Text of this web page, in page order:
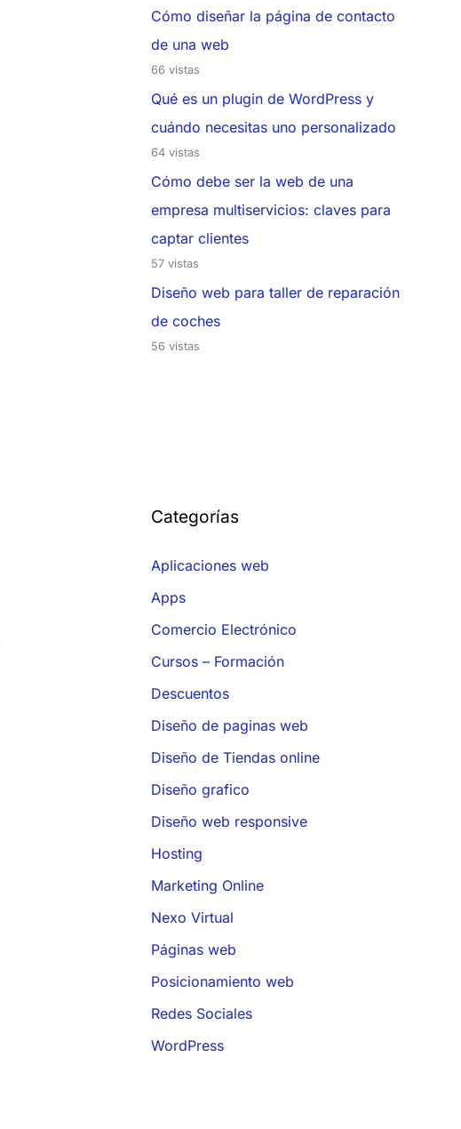
Cómo diseñar la página de contacto
de una web
66 vistas
Qué es un plugin de WordPress y
cuándo necesitas uno personalizado
64 vistas
Cómo debe ser la web de una
empresa multiservicios: claves para
captar clientes
57 vistas
Diseño web para taller de reparación
de coches
56 vistas
Categorías
Aplicaciones web
Apps
Comercio Electrónico
Cursos – Formación
Descuentos
Diseño de paginas web
Diseño de Tiendas online
Diseño grafico
Diseño web responsive
Hosting
Marketing Online
Nexo Virtual
Páginas web
Posicionamiento web
Redes Sociales
WordPress